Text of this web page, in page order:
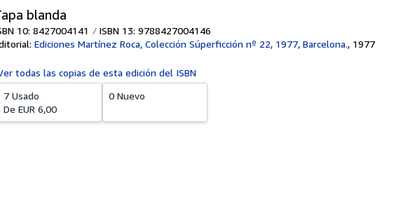
blanda
10: 8427004141
ISBN 13: 9788427004146
Ediciones Martínez Roca, Colección Súperficción nº 22, 1977, Barcelona., 1977
todas las copias de esta edición del ISBN
7 Usado
De EUR 6,00
0 Nuevo